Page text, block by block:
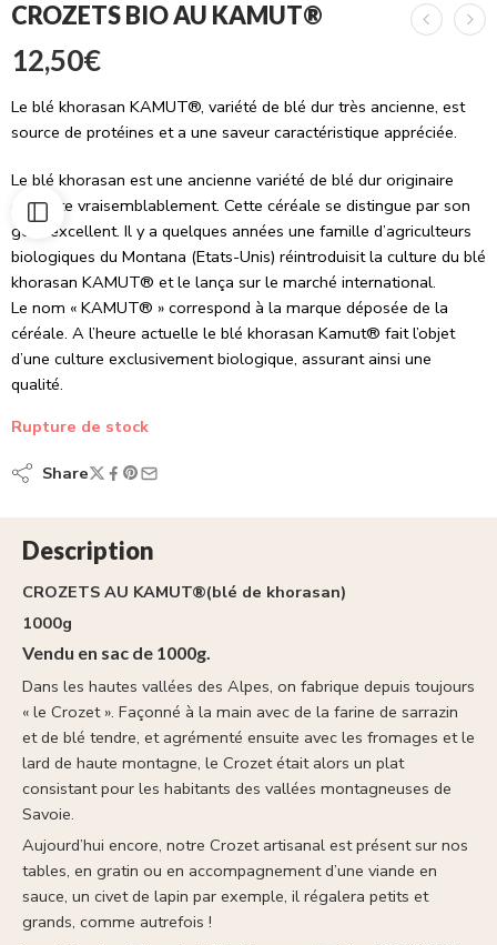
CROZETS BIO AU KAMUT®
12,50€
Le blé khorasan KAMUT®, variété de blé dur très ancienne, est
source de protéines et a une saveur caractéristique appréciée.
Le blé khorasan est une ancienne variété de blé dur originaire
d’Egypte vraisemblablement. Cette céréale se distingue par son
goût excellent. Il y a quelques années une famille d’agriculteurs
biologiques du Montana (Etats-Unis) réintroduisit la culture du blé
khorasan KAMUT® et le lança sur le marché international.
Le nom « KAMUT® » correspond à la marque déposée de la
céréale. A l’heure actuelle le blé khorasan Kamut® fait l’objet
d’une culture exclusivement biologique, assurant ainsi une
qualité.
Rupture de stock
Share
Description
CROZETS AU KAMUT®(blé de khorasan)
1000g
Vendu en sac de 1000g.
Dans les hautes vallées des Alpes, on fabrique depuis toujours
« le Crozet ». Façonné à la main avec de la farine de sarrazin
et de blé tendre, et agrémenté ensuite avec les fromages et le
lard de haute montagne, le Crozet était alors un plat
consistant pour les habitants des vallées montagneuses de
Savoie.
Aujourd’hui encore, notre Crozet artisanal est présent sur nos
tables, en gratin ou en accompagnement d’une viande en
sauce, un civet de lapin par exemple, il régalera petits et
grands, comme autrefois !